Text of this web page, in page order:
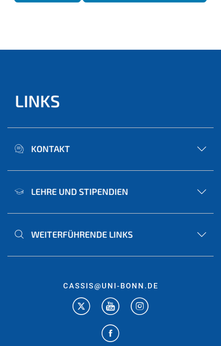
LINKS
KONTAKT
LEHRE UND STIPENDIEN
WEITERFÜHRENDE LINKS
CASSIS@UNI-BONN.DE